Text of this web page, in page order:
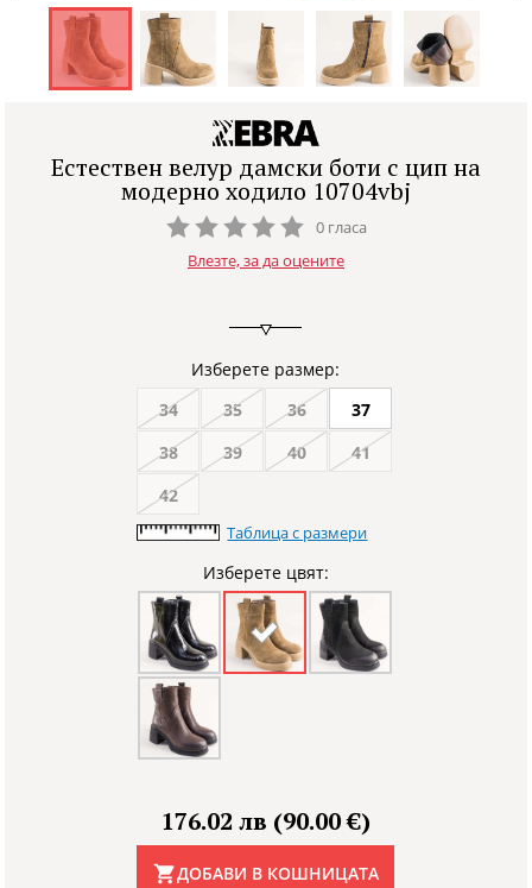
Естествен велур дамски боти с цип на
модерно ходило 10704vbj
0 гласа
Влезте, за да оцените
Изберете размер:
34
35 36
37
38
39 40
41
42
Таблица с размери
Изберете цвят:
176.02 лв (90.00 €)
ДОБАВИ В КОШНИЦАТА